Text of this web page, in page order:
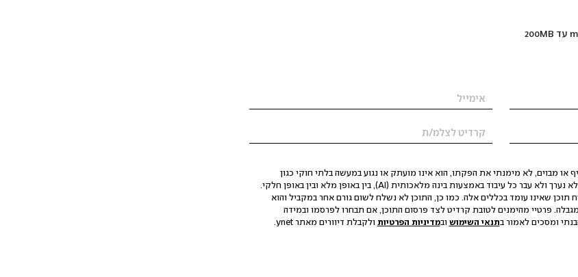
או מבוים, לא מימנתי את הפקתו, הוא אינו מועתק או נגוע במעשה בלתי חוקי כגון
הסגת גבול ופגיעה בפרטיות. התוכן לא הופק, לא נערך ולא עבר כל עיבוד באמצעות בינה מלאכותית (AI), בין באופן מלא ובין באופן חלקי.
תוכן שאינו עומד בכללים אלה. כמו כן, התוכן לא נשלח לשום גורם אחר במקביל והוא
פרטיי מהימנים לטובת קרדיט לצד פרסום התוכן, אם תבחרו לפרסמו ובמידה
ומסכים לאמור בתנאי השימוש ובמדיניות הפרטיות ולקבלת דיוורים מאתר ynet.